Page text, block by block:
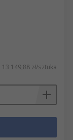
13 149,88 zł/sztuka